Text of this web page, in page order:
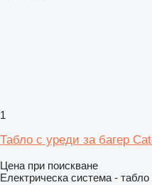
1
Табло с уреди за багер
Цена при поискване
Електрическа система -